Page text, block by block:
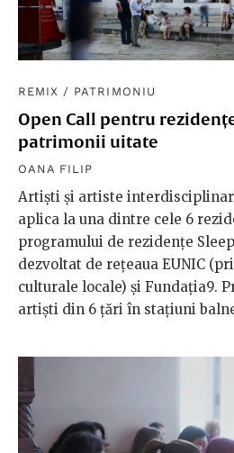
REMIX / PATRIMONIU
Open Call pentru
patrimonii uitate
OANA FILIP
Artiști și artiste
aplica la una dintre cele 6
programului de rezidențe
dezvoltat de rețeaua EUNIC
culturale locale) și Fundația9.
artiști din 6 țări în stațiuni